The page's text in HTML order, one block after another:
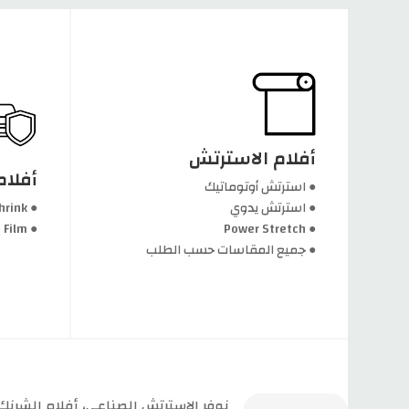
● Polyethylene Shrink
● Protective Film
● Polyethylene Shrink
● Protective Film أفلام الاسترتش
● استرتش أوتوماتيك
● استرتش يدوي
● Power Stretch
● جميع المقاسات حسب الطلب
أفلام الاسترتش
● استرتش أوتوماتيك
● استرتش يدوي
● Power Stretch
● جميع المقاسات حسب الطلب